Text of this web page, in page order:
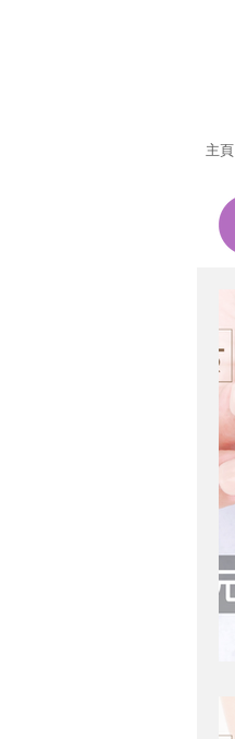
主頁